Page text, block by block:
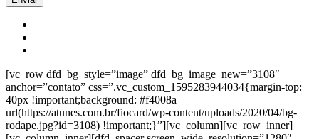
[vc_row dfd_bg_style=”image” dfd_bg_image_new=”3108″
anchor=”contato” css=”.vc_custom_1595283944034{margin-top:
40px !important;background: #f4008a
url(https://atunes.com.br/fiocard/wp-content/uploads/2020/04/bg-
rodape.jpg?id=3108) !important;}”][vc_column][vc_row_inner]